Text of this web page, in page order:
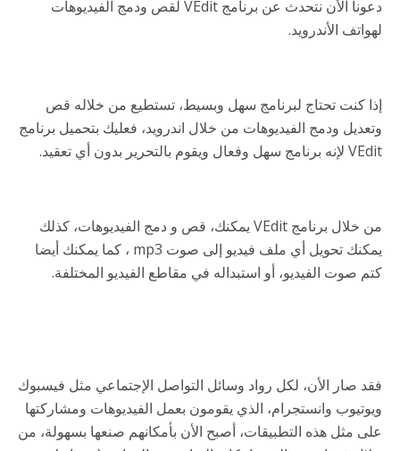
دعونا الأن نتحدث عن برنامج VEdit لقص ودمج الفيديوهات
لهواتف الأندرويد.
إذا كنت تحتاج لبرنامج سهل وبسيط، تستطيع من خلاله قص
وتعديل ودمج الفيديوهات من خلال اندرويد، فعليك بتحميل برنامج
VEdit لإنه برنامج سهل وفعال ويقوم بالتحرير بدون أي تعقيد.
من خلال برنامج VEdit يمكنك، قص و دمج الفيديوهات، كذلك
يمكنك تحويل أي ملف فيديو إلى صوت mp3 ، كما يمكنك أيضا
كتم صوت الفيديو، أو استبداله في مقاطع الفيديو المختلفة.
فقد صار الأن، لكل رواد وسائل التواصل الإجتماعي مثل فيسبوك
ويوتيوب وانستجرام، الذي يقومون بعمل الفيديوهات ومشاركتها
على مثل هذه التطبيقات، أصبح الأن بأمكانهم صنعها بسهولة، من